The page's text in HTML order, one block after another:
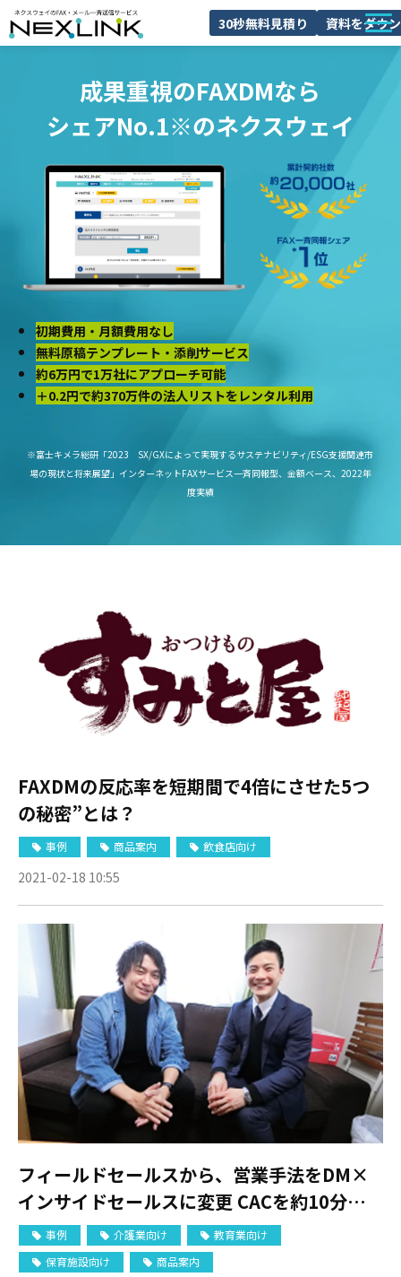
30秒無料見積り 資料をダウ
FAXDMとは
導入事例
料金
ブログ
よくあるご質問
セミナー
成果重視のFAXDMなら
シェアNo.1※のネクスウェイ
初期費用・月額費用なし
無料原稿テンプレート・添削サービス
約6万円で1万社にアプローチ可能
＋0.2円で約370万件の法人リストをレンタル利用
※富士キメラ総研「2023 SX/GXによって実現するサステナビリティ/ESG支援関連市
場の現状と将来展望」インターネットFAXサービス一斉同報型、金額ベース、2022年
度実績
FAXDMの反応率を短期間で4倍にさせた5つ
の秘密”とは？
事例 商品案内 飲食店向け
2021-02-18 10:55
フィールドセールスから、営業手法をDM×
インサイドセールスに変更 CACを約10分の1
に減らし契約件数は6倍以上に増加
事例 介護業向け
教育業向け
保育施設向け
商品案内